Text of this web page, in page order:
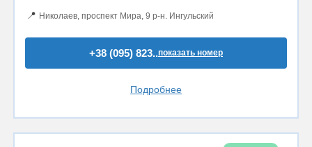
📍 Николаев, проспект Мира, 9 р-н. Ингульский
+38 (095) 823..показать номер
Подробнее